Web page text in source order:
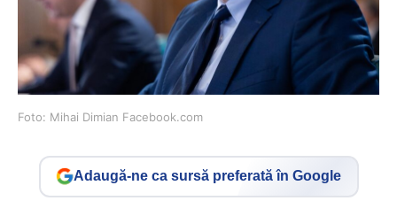
Foto: Mihai Dimian Facebook.com
Adaugă-ne ca sursă preferată în Google